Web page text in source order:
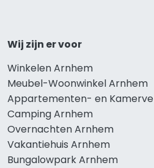
Wij zijn er voor
Winkelen Arnhem
Meubel-Woonwinkel Arnhem
Appartementen- en
Camping Arnhem
Overnachten Arnhem
Vakantiehuis Arnhem
Bungalowpark Arnhem